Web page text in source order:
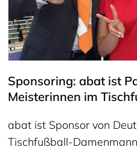
Sponsoring: abat ist
Meisterinnen im
abat ist Sponsor von
Tischfußball-